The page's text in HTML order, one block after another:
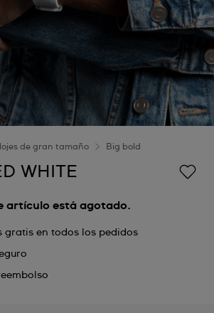
de gran tamaño Big bold
WHITE
artículo está agotado.
gratis en todos los pedidos